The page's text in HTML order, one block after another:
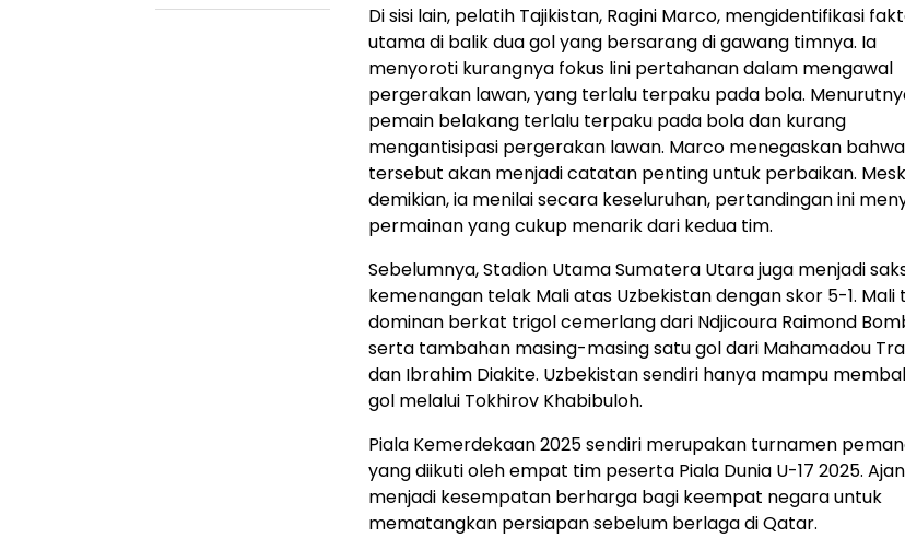
Di sisi lain, pelatih Tajikistan, Ragini Marco, mengidentifikasi
utama di balik dua gol yang bersarang di gawang timnya. Ia
menyoroti kurangnya fokus lini pertahanan dalam mengawal
pergerakan lawan, yang terlalu terpaku pada bola.
pemain belakang terlalu terpaku pada bola dan kurang
mengantisipasi pergerakan lawan. Marco menegaskan
tersebut akan menjadi catatan penting untuk perbaikan.
demikian, ia menilai secara keseluruhan, pertandingan ini
permainan yang cukup menarik dari kedua tim.
Sebelumnya, Stadion Utama Sumatera Utara juga menjadi
kemenangan telak Mali atas Uzbekistan dengan skor 5-1. Mali
dominan berkat trigol cemerlang dari Ndjicoura Raimond
serta tambahan masing-masing satu gol dari Mahamadou
dan Ibrahim Diakite. Uzbekistan sendiri hanya mampu
gol melalui Tokhirov Khabibuloh.
Piala Kemerdekaan 2025 sendiri merupakan turnamen
yang diikuti oleh empat tim peserta Piala Dunia U-17 2025.
menjadi kesempatan berharga bagi keempat negara untuk
mematangkan persiapan sebelum berlaga di Qatar.